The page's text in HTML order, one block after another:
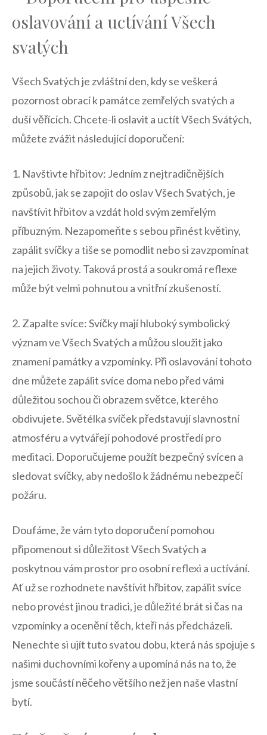
‌oslavování a‌ uctívání Všech
svatých
Všech Svatých je zvláštní den, kdy se⁢ veškerá
pozornost obrací‍ k památce zemřelých svatých​ a
duší⁣ věřících.⁤ Chcete-li oslavit ⁢a⁣ uctít Všech ⁤Svátých,
můžete zvážit ‍následující doporučení:
1. Navštivte hřbitov: Jedním z ‍nejtradičnějších​
způsobů, ⁣jak se zapojit do ⁣oslav Všech Svatých, je
navštívit hřbitov a ⁤vzdát hold svým zemřelým
příbuzným. Nezapomeňte s sebou přinést květiny,
zapálit ⁤svíčky a tiše se pomodlit​ nebo si zavzpomínat
na jejich životy. Taková prostá ​a ⁤soukromá ⁢reflexe
může být​ velmi pohnutou a vnitřní⁣ zkušeností.
2. Zapalte⁤ svíce: Svíčky mají‍ hluboký symbolický
význam ve Všech Svatých a můžou sloužit jako
znamení ⁤památky a vzpomínky. Při oslavování tohoto​
dne můžete ​zapálit ⁤svíce doma nebo před​ vámi
⁢důležitou sochou či⁤ obrazem​ světce, kterého
obdivujete. Světélka svíček představují ​slavnostní
atmosféru a ⁣vytvářejí‌ pohodové prostředí pro
meditaci. Doporučujeme použít bezpečný svícen a
sledovat svíčky, ‌aby⁣ nedošlo ⁣k žádnému nebezpečí
požáru.
Doufáme, že vám tyto doporučení pomohou
připomenout si důležitost Všech⁤ Svatých⁤ a
poskytnou ​vám prostor pro osobní ‌reflexi a uctívání.
Ať už se rozhodnete navštívit hřbitov, zapálit‌ svíce
nebo provést ⁤jinou‌ tradici, je důležité brát si ‌čas na
vzpomínky a ocenění těch, ‌kteří nás předcházeli.
Nenechte⁤ si ujít tuto svatou dobu, která nás ⁤spojuje s
našimi duchovními kořeny a upomíná nás na⁢ to, že​
jsme součástí něčeho většího než jen naše⁣ vlastní
bytí.